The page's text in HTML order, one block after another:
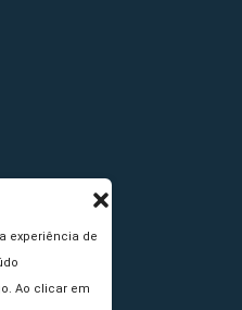
experiência de
Ao clicar em